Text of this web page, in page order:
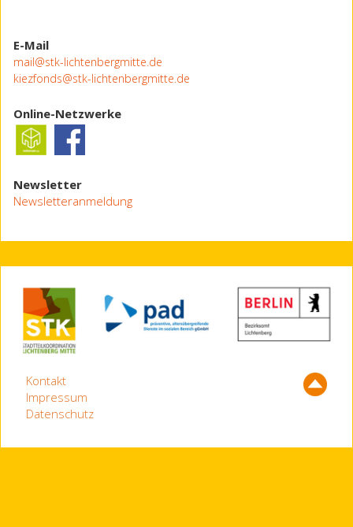
E-Mail
mail@stk-lichtenbergmitte.de
kiezfonds@stk-lichtenbergmitte.de
Online-Netzwerke
Newsletter
Newsletteranmeldung
Kontakt
Impressum
Datenschutz